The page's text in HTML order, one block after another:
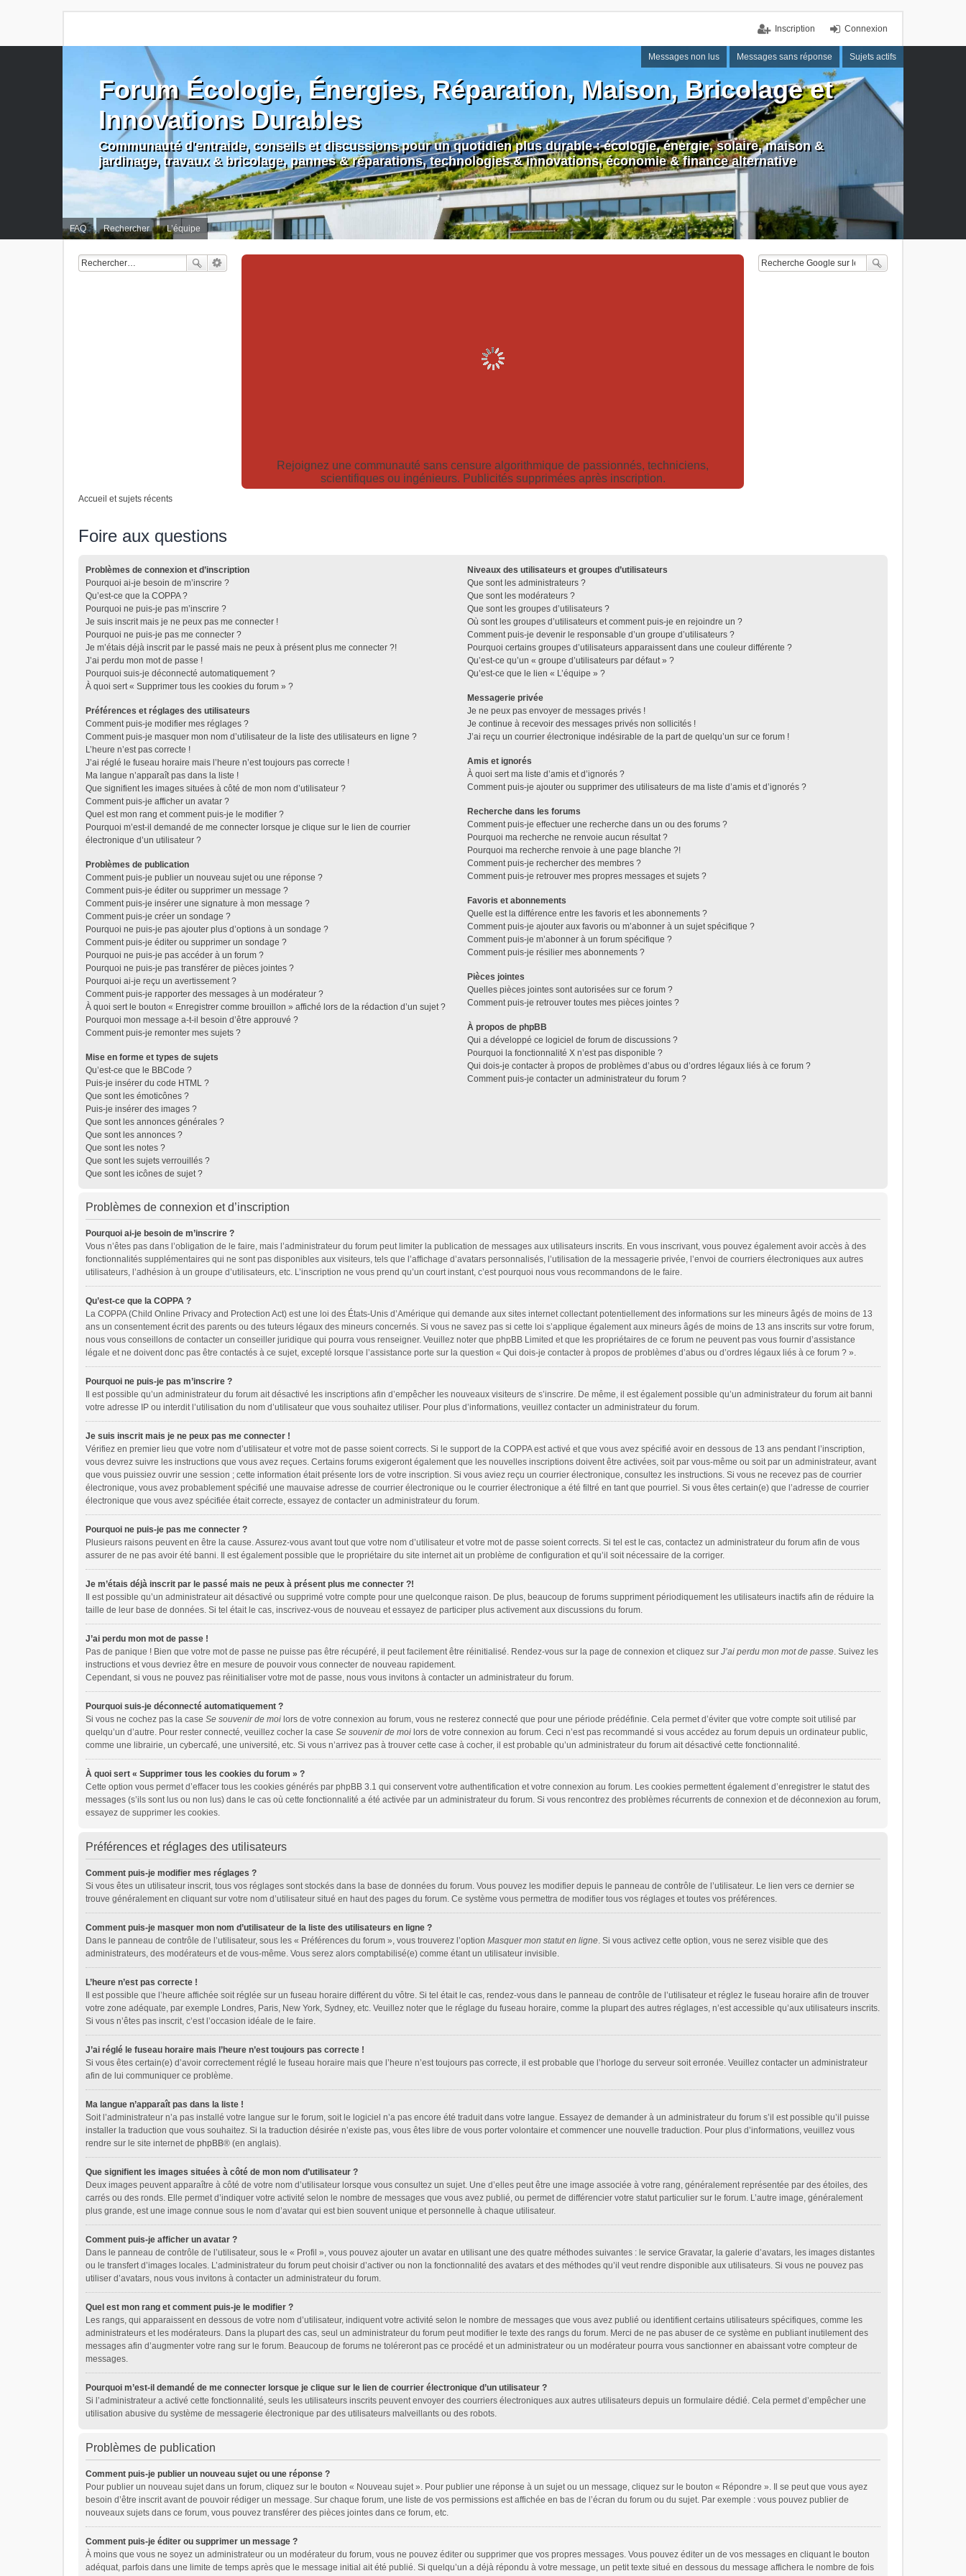
Connexion
Inscription
Messages non lus Messages sans réponse Sujets actifs
FAQ Rechercher L’équipe
Forum Écologie, Énergies, Réparation, Maison, Bricolage et
Innovations Durables
Communauté d'entraide, conseils et discussions pour un quotidien plus durable : écologie, énergie, solaire, maison &
jardinage, travaux & bricolage, pannes & réparations, technologies & innovations, économie & finance alternative
Rejoignez une communauté sans censure algorithmique de passionnés, techniciens,
scientifiques ou ingénieurs. Publicités supprimées après inscription.
Accueil et sujets récents
Foire aux questions
Problèmes de connexion et d’inscription
Pourquoi ai-je besoin de m’inscrire ?
Qu’est-ce que la COPPA ?
Pourquoi ne puis-je pas m’inscrire ?
Je suis inscrit mais je ne peux pas me connecter !
Pourquoi ne puis-je pas me connecter ?
Je m’étais déjà inscrit par le passé mais ne peux à présent plus me connecter ?!
J’ai perdu mon mot de passe !
Pourquoi suis-je déconnecté automatiquement ?
À quoi sert « Supprimer tous les cookies du forum » ?
Préférences et réglages des utilisateurs
Comment puis-je modifier mes réglages ?
Comment puis-je masquer mon nom d’utilisateur de la liste des utilisateurs en ligne ?
L’heure n’est pas correcte !
J’ai réglé le fuseau horaire mais l’heure n’est toujours pas correcte !
Ma langue n’apparaît pas dans la liste !
Que signifient les images situées à côté de mon nom d’utilisateur ?
Comment puis-je afficher un avatar ?
Quel est mon rang et comment puis-je le modifier ?
Pourquoi m’est-il demandé de me connecter lorsque je clique sur le lien de courrier
électronique d’un utilisateur ?
Problèmes de publication
Comment puis-je publier un nouveau sujet ou une réponse ?
Comment puis-je éditer ou supprimer un message ?
Comment puis-je insérer une signature à mon message ?
Comment puis-je créer un sondage ?
Pourquoi ne puis-je pas ajouter plus d’options à un sondage ?
Comment puis-je éditer ou supprimer un sondage ?
Pourquoi ne puis-je pas accéder à un forum ?
Pourquoi ne puis-je pas transférer de pièces jointes ?
Pourquoi ai-je reçu un avertissement ?
Comment puis-je rapporter des messages à un modérateur ?
À quoi sert le bouton « Enregistrer comme brouillon » affiché lors de la rédaction d’un sujet ?
Pourquoi mon message a-t-il besoin d’être approuvé ?
Comment puis-je remonter mes sujets ?
Mise en forme et types de sujets
Qu’est-ce que le BBCode ?
Puis-je insérer du code HTML ?
Que sont les émoticônes ?
Puis-je insérer des images ?
Que sont les annonces générales ?
Que sont les annonces ?
Que sont les notes ?
Que sont les sujets verrouillés ?
Que sont les icônes de sujet ?
Niveaux des utilisateurs et groupes d’utilisateurs
Que sont les administrateurs ?
Que sont les modérateurs ?
Que sont les groupes d’utilisateurs ?
Où sont les groupes d’utilisateurs et comment puis-je en rejoindre un ?
Comment puis-je devenir le responsable d’un groupe d’utilisateurs ?
Pourquoi certains groupes d’utilisateurs apparaissent dans une couleur différente ?
Qu’est-ce qu’un « groupe d’utilisateurs par défaut » ?
Qu’est-ce que le lien « L’équipe » ?
Messagerie privée
Je ne peux pas envoyer de messages privés !
Je continue à recevoir des messages privés non sollicités !
J’ai reçu un courrier électronique indésirable de la part de quelqu’un sur ce forum !
Amis et ignorés
À quoi sert ma liste d’amis et d’ignorés ?
Comment puis-je ajouter ou supprimer des utilisateurs de ma liste d’amis et d’ignorés ?
Recherche dans les forums
Comment puis-je effectuer une recherche dans un ou des forums ?
Pourquoi ma recherche ne renvoie aucun résultat ?
Pourquoi ma recherche renvoie à une page blanche ?!
Comment puis-je rechercher des membres ?
Comment puis-je retrouver mes propres messages et sujets ?
Favoris et abonnements
Quelle est la différence entre les favoris et les abonnements ?
Comment puis-je ajouter aux favoris ou m’abonner à un sujet spécifique ?
Comment puis-je m’abonner à un forum spécifique ?
Comment puis-je résilier mes abonnements ?
Pièces jointes
Quelles pièces jointes sont autorisées sur ce forum ?
Comment puis-je retrouver toutes mes pièces jointes ?
À propos de phpBB
Qui a développé ce logiciel de forum de discussions ?
Pourquoi la fonctionnalité X n’est pas disponible ?
Qui dois-je contacter à propos de problèmes d’abus ou d’ordres légaux liés à ce forum ?
Comment puis-je contacter un administrateur du forum ?
Problèmes de connexion et d’inscription
Pourquoi ai-je besoin de m’inscrire ?
Vous n’êtes pas dans l’obligation de le faire, mais l’administrateur du forum peut limiter la publication de messages aux utilisateurs inscrits. En vous inscrivant, vous pouvez également avoir accès à des
fonctionnalités supplémentaires qui ne sont pas disponibles aux visiteurs, tels que l’affichage d’avatars personnalisés, l’utilisation de la messagerie privée, l’envoi de courriers électroniques aux autres
utilisateurs, l’adhésion à un groupe d’utilisateurs, etc. L’inscription ne vous prend qu’un court instant, c’est pourquoi nous vous recommandons de le faire.
Qu’est-ce que la COPPA ?
La COPPA (Child Online Privacy and Protection Act) est une loi des États-Unis d’Amérique qui demande aux sites internet collectant potentiellement des informations sur les mineurs âgés de moins de 13
ans un consentement écrit des parents ou des tuteurs légaux des mineurs concernés. Si vous ne savez pas si cette loi s’applique également aux mineurs âgés de moins de 13 ans inscrits sur votre forum,
nous vous conseillons de contacter un conseiller juridique qui pourra vous renseigner. Veuillez noter que phpBB Limited et que les propriétaires de ce forum ne peuvent pas vous fournir d’assistance
légale et ne doivent donc pas être contactés à ce sujet, excepté lorsque l’assistance porte sur la question « Qui dois-je contacter à propos de problèmes d’abus ou d’ordres légaux liés à ce forum ? ».
Pourquoi ne puis-je pas m’inscrire ?
Il est possible qu’un administrateur du forum ait désactivé les inscriptions afin d’empêcher les nouveaux visiteurs de s’inscrire. De même, il est également possible qu’un administrateur du forum ait banni
votre adresse IP ou interdit l’utilisation du nom d’utilisateur que vous souhaitez utiliser. Pour plus d’informations, veuillez contacter un administrateur du forum.
Je suis inscrit mais je ne peux pas me connecter !
Vérifiez en premier lieu que votre nom d’utilisateur et votre mot de passe soient corrects. Si le support de la COPPA est activé et que vous avez spécifié avoir en dessous de 13 ans pendant l’inscription,
vous devrez suivre les instructions que vous avez reçues. Certains forums exigeront également que les nouvelles inscriptions doivent être activées, soit par vous-même ou soit par un administrateur, avant
que vous puissiez ouvrir une session ; cette information était présente lors de votre inscription. Si vous aviez reçu un courrier électronique, consultez les instructions. Si vous ne recevez pas de courrier
électronique, vous avez probablement spécifié une mauvaise adresse de courrier électronique ou le courrier électronique a été filtré en tant que pourriel. Si vous êtes certain(e) que l’adresse de courrier
électronique que vous avez spécifiée était correcte, essayez de contacter un administrateur du forum.
Pourquoi ne puis-je pas me connecter ?
Plusieurs raisons peuvent en être la cause. Assurez-vous avant tout que votre nom d’utilisateur et votre mot de passe soient corrects. Si tel est le cas, contactez un administrateur du forum afin de vous
assurer de ne pas avoir été banni. Il est également possible que le propriétaire du site internet ait un problème de configuration et qu’il soit nécessaire de la corriger.
Je m’étais déjà inscrit par le passé mais ne peux à présent plus me connecter ?!
Il est possible qu’un administrateur ait désactivé ou supprimé votre compte pour une quelconque raison. De plus, beaucoup de forums suppriment périodiquement les utilisateurs inactifs afin de réduire la
taille de leur base de données. Si tel était le cas, inscrivez-vous de nouveau et essayez de participer plus activement aux discussions du forum.
J’ai perdu mon mot de passe !
Pas de panique ! Bien que votre mot de passe ne puisse pas être récupéré, il peut facilement être réinitialisé. Rendez-vous sur la page de connexion et cliquez sur J’ai perdu mon mot de passe. Suivez les
instructions et vous devriez être en mesure de pouvoir vous connecter de nouveau rapidement.
Cependant, si vous ne pouvez pas réinitialiser votre mot de passe, nous vous invitons à contacter un administrateur du forum.
Pourquoi suis-je déconnecté automatiquement ?
Si vous ne cochez pas la case Se souvenir de moi lors de votre connexion au forum, vous ne resterez connecté que pour une période prédéfinie. Cela permet d’éviter que votre compte soit utilisé par
quelqu’un d’autre. Pour rester connecté, veuillez cocher la case Se souvenir de moi lors de votre connexion au forum. Ceci n’est pas recommandé si vous accédez au forum depuis un ordinateur public,
comme une librairie, un cybercafé, une université, etc. Si vous n’arrivez pas à trouver cette case à cocher, il est probable qu’un administrateur du forum ait désactivé cette fonctionnalité.
À quoi sert « Supprimer tous les cookies du forum » ?
Cette option vous permet d’effacer tous les cookies générés par phpBB 3.1 qui conservent votre authentification et votre connexion au forum. Les cookies permettent également d’enregistrer le statut des
messages (s’ils sont lus ou non lus) dans le cas où cette fonctionnalité a été activée par un administrateur du forum. Si vous rencontrez des problèmes récurrents de connexion et de déconnexion au forum,
essayez de supprimer les cookies.
Préférences et réglages des utilisateurs
Comment puis-je modifier mes réglages ?
Si vous êtes un utilisateur inscrit, tous vos réglages sont stockés dans la base de données du forum. Vous pouvez les modifier depuis le panneau de contrôle de l’utilisateur. Le lien vers ce dernier se
trouve généralement en cliquant sur votre nom d’utilisateur situé en haut des pages du forum. Ce système vous permettra de modifier tous vos réglages et toutes vos préférences.
Comment puis-je masquer mon nom d’utilisateur de la liste des utilisateurs en ligne ?
Dans le panneau de contrôle de l’utilisateur, sous les « Préférences du forum », vous trouverez l’option Masquer mon statut en ligne. Si vous activez cette option, vous ne serez visible que des
administrateurs, des modérateurs et de vous-même. Vous serez alors comptabilisé(e) comme étant un utilisateur invisible.
L’heure n’est pas correcte !
Il est possible que l’heure affichée soit réglée sur un fuseau horaire différent du vôtre. Si tel était le cas, rendez-vous dans le panneau de contrôle de l’utilisateur et réglez le fuseau horaire afin de trouver
votre zone adéquate, par exemple Londres, Paris, New York, Sydney, etc. Veuillez noter que le réglage du fuseau horaire, comme la plupart des autres réglages, n’est accessible qu’aux utilisateurs inscrits.
Si vous n’êtes pas inscrit, c’est l’occasion idéale de le faire.
J’ai réglé le fuseau horaire mais l’heure n’est toujours pas correcte !
Si vous êtes certain(e) d’avoir correctement réglé le fuseau horaire mais que l’heure n’est toujours pas correcte, il est probable que l’horloge du serveur soit erronée. Veuillez contacter un administrateur
afin de lui communiquer ce problème.
Ma langue n’apparaît pas dans la liste !
Soit l’administrateur n’a pas installé votre langue sur le forum, soit le logiciel n’a pas encore été traduit dans votre langue. Essayez de demander à un administrateur du forum s’il est possible qu’il puisse
installer la traduction que vous souhaitez. Si la traduction désirée n’existe pas, vous êtes libre de vous porter volontaire et commencer une nouvelle traduction. Pour plus d’informations, veuillez vous
rendre sur le site internet de phpBB® (en anglais).
Que signifient les images situées à côté de mon nom d’utilisateur ?
Deux images peuvent apparaître à côté de votre nom d’utilisateur lorsque vous consultez un sujet. Une d’elles peut être une image associée à votre rang, généralement représentée par des étoiles, des
carrés ou des ronds. Elle permet d’indiquer votre activité selon le nombre de messages que vous avez publié, ou permet de différencier votre statut particulier sur le forum. L’autre image, généralement
plus grande, est une image connue sous le nom d’avatar qui est bien souvent unique et personnelle à chaque utilisateur.
Comment puis-je afficher un avatar ?
Dans le panneau de contrôle de l’utilisateur, sous le « Profil », vous pouvez ajouter un avatar en utilisant une des quatre méthodes suivantes : le service Gravatar, la galerie d’avatars, les images distantes
ou le transfert d’images locales. L’administrateur du forum peut choisir d’activer ou non la fonctionnalité des avatars et des méthodes qu’il veut rendre disponible aux utilisateurs. Si vous ne pouvez pas
utiliser d’avatars, nous vous invitons à contacter un administrateur du forum.
Quel est mon rang et comment puis-je le modifier ?
Les rangs, qui apparaissent en dessous de votre nom d’utilisateur, indiquent votre activité selon le nombre de messages que vous avez publié ou identifient certains utilisateurs spécifiques, comme les
administrateurs et les modérateurs. Dans la plupart des cas, seul un administrateur du forum peut modifier le texte des rangs du forum. Merci de ne pas abuser de ce système en publiant inutilement des
messages afin d’augmenter votre rang sur le forum. Beaucoup de forums ne toléreront pas ce procédé et un administrateur ou un modérateur pourra vous sanctionner en abaissant votre compteur de
messages.
Pourquoi m’est-il demandé de me connecter lorsque je clique sur le lien de courrier électronique d’un utilisateur ?
Si l’administrateur a activé cette fonctionnalité, seuls les utilisateurs inscrits peuvent envoyer des courriers électroniques aux autres utilisateurs depuis un formulaire dédié. Cela permet d’empêcher une
utilisation abusive du système de messagerie électronique par des utilisateurs malveillants ou des robots.
Problèmes de publication
Comment puis-je publier un nouveau sujet ou une réponse ?
Pour publier un nouveau sujet dans un forum, cliquez sur le bouton « Nouveau sujet ». Pour publier une réponse à un sujet ou un message, cliquez sur le bouton « Répondre ». Il se peut que vous ayez
besoin d’être inscrit avant de pouvoir rédiger un message. Sur chaque forum, une liste de vos permissions est affichée en bas de l’écran du forum ou du sujet. Par exemple : vous pouvez publier de
nouveaux sujets dans ce forum, vous pouvez transférer des pièces jointes dans ce forum, etc.
Comment puis-je éditer ou supprimer un message ?
À moins que vous ne soyez un administrateur ou un modérateur du forum, vous ne pouvez éditer ou supprimer que vos propres messages. Vous pouvez éditer un de vos messages en cliquant le bouton
adéquat, parfois dans une limite de temps après que le message initial ait été publié. Si quelqu’un a déjà répondu à votre message, un petit texte situé en dessous du message affichera le nombre de fois